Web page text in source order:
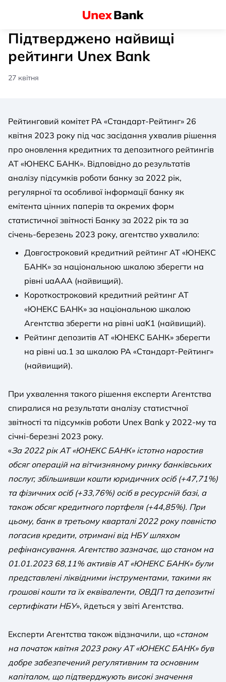
Підтверджено найвищі
рейтинги Unex Bank
27 квітня
Рейтинговий комітет РА «Стандарт-Рейтинг» 26
квітня 2023 року під час засідання ухвалив рішення
про оновлення кредитних та депозитного рейтингів
АТ «ЮНЕКС БАНК». Відповідно до результатів
аналізу підсумків роботи банку за 2022 рік,
регулярної та особливої інформації банку як
емітента цінних паперів та окремих форм
статистичної звітності Банку за 2022 рік та за
січень-березень 2023 року, агентство ухвалило:
Довгостроковий кредитний рейтинг АТ «ЮНЕКС
БАНК» за національною шкалою зберегти на
рівні uaAAА (найвищий).
Короткостроковий кредитний рейтинг АТ
«ЮНЕКС БАНК» за національною шкалою
Агентства зберегти на рівні uaK1 (найвищий).
Рейтинг депозитів АТ «ЮНЕКС БАНК» зберегти
на рівні ua.1 за шкалою РА «Стандарт-Рейтинг»
(найвищий).
При ухвалення такого рішення експерти Агентства
спиралися на результати аналізу статистчної
звітності та підсумків роботи Unex Bank у 2022-му та
січні-березні 2023 року.
«За 2022 рік АТ «ЮНЕКС БАНК» істотно наростив
обсяг операцій на вітчизняному ринку банківських
послуг, збільшивши кошти юридичних осіб (+47,71%)
та фізичних осіб (+33,76%) осіб в ресурсній базі, а
також обсяг кредитного портфеля (+44,85%). При
цьому, банк в третьому кварталі 2022 року повністю
погасив кредити, отримані від НБУ шляхом
рефінансування. Агентство зазначає, що станом на
01.01.2023 68,11% активів АТ «ЮНЕКС БАНК» були
представлені ліквідними інструментами, такими як
грошові кошти та їх еквіваленти, ОВДП та депозитні
сертифікати НБУ», йдеться у звіті Агентства.
Експерти Агентства також відзначили, що «станом
на початок квітня 2023 року АТ «ЮНЕКС БАНК» був
добре забезпечений регулятивним та основним
капіталом, що підтверджують високі значення